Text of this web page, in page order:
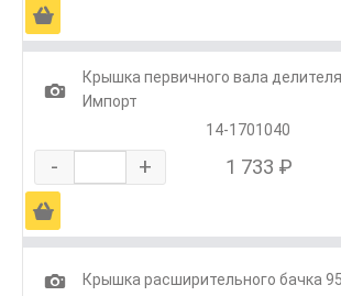
Ä
1
Крышка первичного вала
Импорт
14-1701040
- + 1 733 ₽
Ä
1
Крышка расширительного бачка